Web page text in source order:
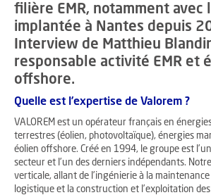
filière EMR, notamment avec
implantée à Nantes depuis
Interview de Matthieu
responsable activité EMR et
offshore.
Quelle est l’expertise de Valorem ?
VALOREM est un opérateur français en
terrestres (éolien, photovoltaïque), énergies
éolien offshore. Créé en 1994, le groupe est
secteur et l’un des derniers indépendants.
verticale, allant de l’ingénierie à la
logistique et la construction et l’exploitation